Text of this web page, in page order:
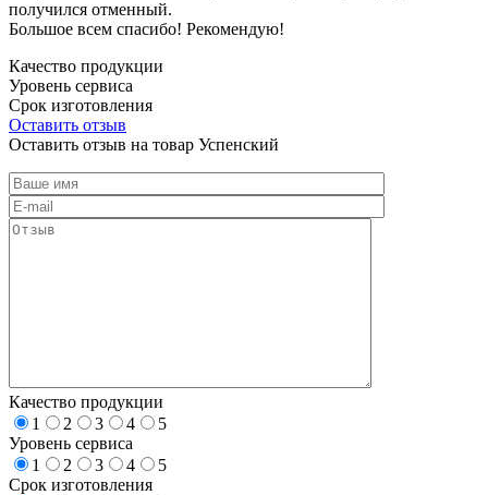
получился отменный.
Большое всем спасибо! Рекомендую!
Качество продукции
Уровень сервиса
Срок изготовления
Оставить отзыв
Оставить отзыв на товар Успенский
Качество продукции
1
2 3 4
5
Уровень сервиса
1
2 3 4
5
Срок изготовления